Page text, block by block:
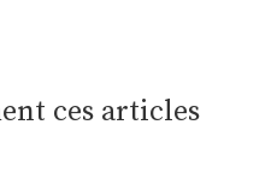
ces articles